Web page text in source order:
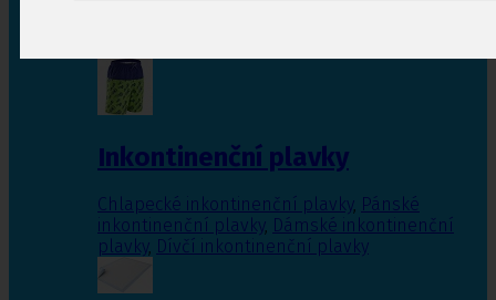
Inkontinenční plavky
Chlapecké inkontinenční plavky, Pánské
inkontinenční plavky, Dámské inkontinenční
plavky, Dívčí inkontinenční plavky